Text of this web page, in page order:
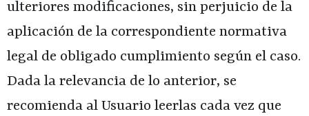
ulteriores modificaciones, sin perjuicio de la
aplicación de la correspondiente normativa
legal de obligado cumplimiento según el caso.
Dada la relevancia de lo anterior, se
recomienda al Usuario leerlas cada vez que